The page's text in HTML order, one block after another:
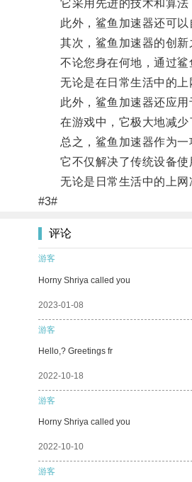
它采用先进的技术和算法
此外，鲨鱼加速器还可以
其次，鲨鱼加速器的创新
不论您身在何地，通过鲨
无论是在日常生活中的上
此外，鲨鱼加速器还应用
在游戏中，它极大地减少了
总之，鲨鱼加速器作为一
它不仅解决了传统设备使
无论是日常生活中的上网
#3#
评论
游客
Horny Shriya called you
2023-01-08
游客
Hello,? Greetings fr
2022-10-18
游客
Horny Shriya called you
2022-10-10
游客